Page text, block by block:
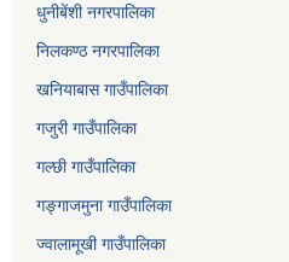
धुनीबेंशी नगरपालिका
निलकण्ठ नगरपालिका
खनियाबास गाउँपालिका
गजुरी गाउँपालिका
गल्छी गाउँपालिका
गङ्गाजमुना गाउँपालिका
ज्वालामूखी गाउँपालिका